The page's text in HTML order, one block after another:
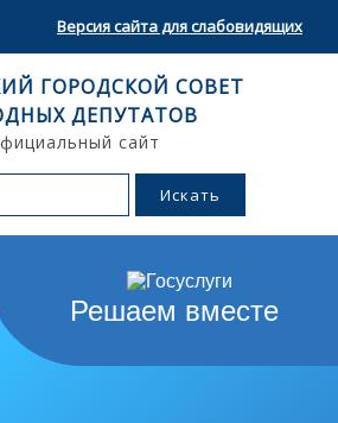
Версия сайта для слабовидящих
ГОРОДСКОЙ СОВЕТ
ДЕПУТАТОВ
сайт
Решаем вместе